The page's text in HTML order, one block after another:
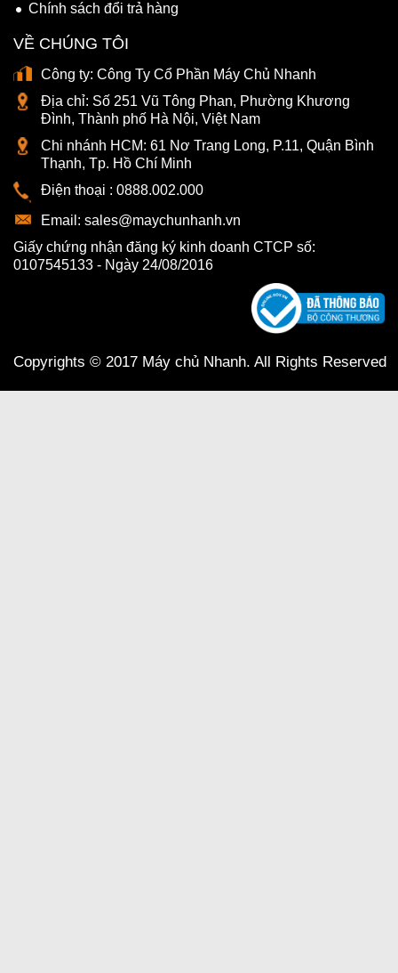
Chính sách đổi trả hàng
VỀ CHÚNG TÔI
Công ty: Công Ty Cổ Phần Máy Chủ Nhanh
Địa chỉ: Số 251 Vũ Tông Phan, Phường Khương
Đình, Thành phố Hà Nội, Việt Nam
Chi nhánh HCM: 61 Nơ Trang Long, P.11, Quận Bình
Thạnh, Tp. Hồ Chí Minh
Điện thoại : 0888.002.000
Email: sales@maychunhanh.vn
Giấy chứng nhận đăng ký kinh doanh CTCP số:
0107545133 - Ngày 24/08/2016
Copyrights © 2017 Máy chủ Nhanh. All Rights Reserved